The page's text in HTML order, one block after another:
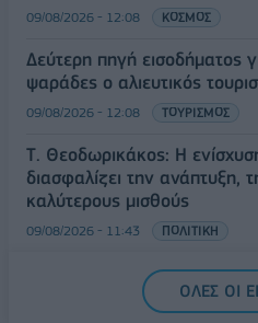
09/08/2026 - 12:08 ΚΟΣΜΟΣ
Δεύτερη πηγή εισοδήματος
ψαράδες ο αλιευτικός
09/08/2026 - 12:08 ΤΟΥΡΙΣΜΟΣ
Τ. Θεοδωρικάκος: Η
διασφαλίζει την ανάπτυξη,
καλύτερους μισθούς
09/08/2026 - 11:43 ΠΟΛΙΤΙΚΗ
Υπ. Μεταφορών: Οριστική
πινακίδων κυκλοφορίας -
ΟΛΕΣ ΟΙ